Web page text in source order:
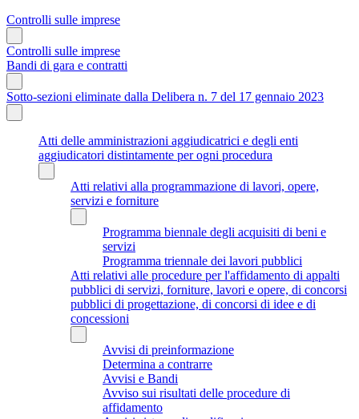
Controlli sulle imprese
Controlli sulle imprese
Bandi di gara e contratti
Sotto-sezioni eliminate dalla Delibera n. 7 del 17 gennaio 2023
Atti delle amministrazioni aggiudicatrici e degli enti
aggiudicatori distintamente per ogni procedura
Atti relativi alla programmazione di lavori, opere,
servizi e forniture
Programma biennale degli acquisiti di beni e
servizi
Programma triennale dei lavori pubblici
Atti relativi alle procedure per l'affidamento di appalti
pubblici di servizi, forniture, lavori e opere, di concorsi
pubblici di progettazione, di concorsi di idee e di
concessioni
Avvisi di preinformazione
Determina a contrarre
Avvisi e Bandi
Avviso sui risultati delle procedure di
affidamento